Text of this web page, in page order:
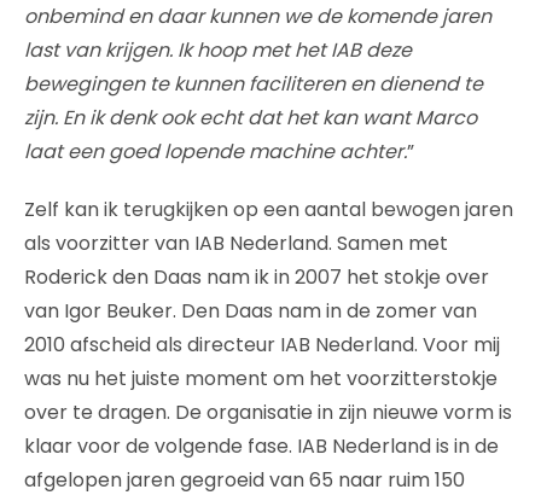
onbemind en daar kunnen we de komende jaren
last van krijgen. Ik hoop met het IAB deze
bewegingen te kunnen faciliteren en dienend te
zijn. En ik denk ook echt dat het kan want Marco
laat een goed lopende machine achter.”
Zelf kan ik terugkijken op een aantal bewogen jaren
als voorzitter van IAB Nederland. Samen met
Roderick den Daas nam ik in 2007 het stokje over
van Igor Beuker. Den Daas nam in de zomer van
2010 afscheid als directeur IAB Nederland. Voor mij
was nu het juiste moment om het voorzitterstokje
over te dragen. De organisatie in zijn nieuwe vorm is
klaar voor de volgende fase. IAB Nederland is in de
afgelopen jaren gegroeid van 65 naar ruim 150